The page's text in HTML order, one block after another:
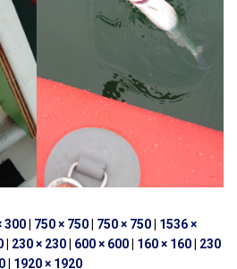
300 750 × 750 750 × 750
1536 ×
230 × 230 600 × 600 160 × 160
230
1920 × 1920